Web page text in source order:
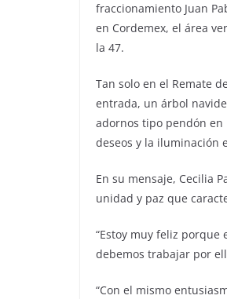
fraccionamiento Juan
en Cordemex, el área
la 47.
Tan solo en el Remate
entrada, un árbol
adornos tipo pendón en
deseos y la iluminación
En su mensaje, Cecilia
unidad y paz que
“Estoy muy feliz porque
debemos trabajar por
“Con el mismo